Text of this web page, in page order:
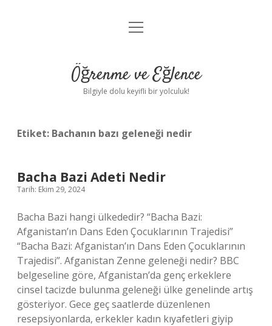
Anasayfa
Yasal Uyarı
menüyü
Öğrenme ve Eğlence
Bilgiyle dolu keyifli bir yolculuk!
Etiket: Bachanın bazı geleneği nedir
Bacha Bazi Adeti Nedir
Tarih: Ekim 29, 2024
Bacha Bazi hangi ülkededir? “Bacha Bazi:
Afganistan’ın Dans Eden Çocuklarının Trajedisi”
“Bacha Bazi: Afganistan’ın Dans Eden Çocuklarının
Trajedisi”. Afganistan Zenne geleneği nedir? BBC
belgeseline göre, Afganistan’da genç erkeklere
cinsel tacizde bulunma geleneği ülke genelinde artış
gösteriyor. Gece geç saatlerde düzenlenen
resepsiyonlarda, erkekler kadın kıyafetleri giyip